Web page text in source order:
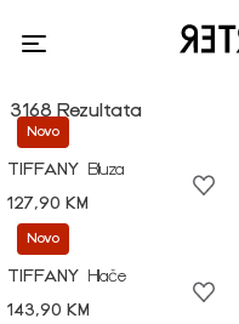
3168 Rezultata
Novo
TIFFANY
Bluza
127,90 KM
Novo
TIFFANY
Hlače
143,90 KM